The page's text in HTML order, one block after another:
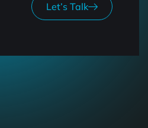
Let’s Talk